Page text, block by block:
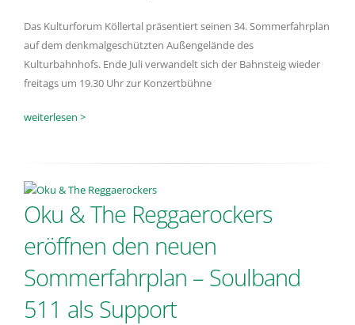
Das Kulturforum Köllertal präsentiert seinen 34. Sommerfahrplan
auf dem denkmalgeschützten Außengelände des
Kulturbahnhofs. Ende Juli verwandelt sich der Bahnsteig wieder
freitags um 19.30 Uhr zur Konzertbühne
weiterlesen >
Oku & The Reggaerockers
eröffnen den neuen
Sommerfahrplan – Soulband
511 als Support